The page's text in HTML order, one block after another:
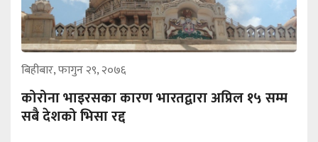
बिहीबार, फागुन २९, २०७६
कोरोना भाइरसका कारण भारतद्वारा अप्रिल १५ सम्म
सबै देशको भिसा रद्द